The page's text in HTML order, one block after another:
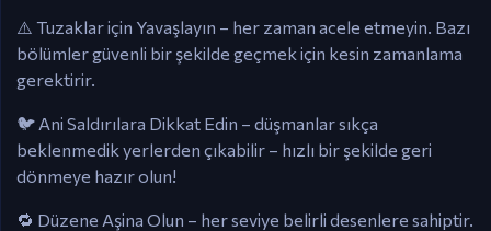
⚠️ Tuzaklar için Yavaşlayın – her zaman acele etmeyin. Bazı
bölümler güvenli bir şekilde geçmek için kesin zamanlama
gerektirir.
🐦 Ani Saldırılara Dikkat Edin – düşmanlar sıkça
beklenmedik yerlerden çıkabilir – hızlı bir şekilde geri
dönmeye hazır olun!
🔁 Düzene Aşina Olun – her seviye belirli desenlere sahiptir.